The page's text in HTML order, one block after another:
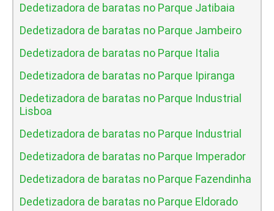
Dedetizadora de baratas no Parque Jatibaia
Dedetizadora de baratas no Parque Jambeiro
Dedetizadora de baratas no Parque Italia
Dedetizadora de baratas no Parque Ipiranga
Dedetizadora de baratas no Parque Industrial
Lisboa
Dedetizadora de baratas no Parque Industrial
Dedetizadora de baratas no Parque Imperador
Dedetizadora de baratas no Parque Fazendinha
Dedetizadora de baratas no Parque Eldorado